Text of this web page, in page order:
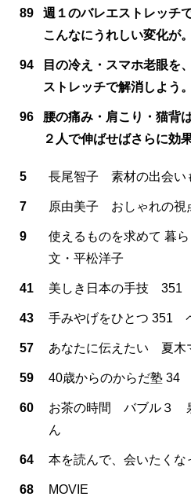
89
週１のバレエストレッチで
こんなにうれしい変化が。
94
目の冷え・スマホ老眼を、
ストレッチで解消しよう。
96
腰の痛み・肩こり・猫背は
２人で伸ばせばさらに効
5 長尾智子 素材の出会
7 原由美子 おしゃれの
9
使えるものを求めて 暮
文・平松洋子
41 美しき日本の手技 351
43 手みやげをひとつ 351
57 あなたに伝えたい 夏木
59 40歳からのからだ塾 34
60
お茶の時間 バブル３
ん
64 本を読んで、会いたくな
68 MOVIE